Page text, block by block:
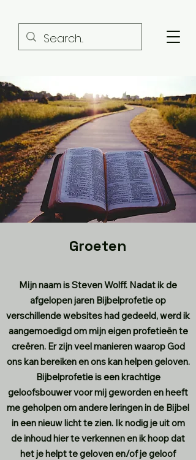
Groeten
Mijn naam is Steven Wolff. Nadat ik de
afgelopen jaren Bijbelprofetie op
verschillende websites had gedeeld, werd ik
aangemoedigd om mijn eigen profetieën te
creëren. Er zijn veel manieren waarop God
ons kan bereiken en ons kan helpen geloven.
Bijbelprofetie is een krachtige
geloofsbouwer voor mij geworden en heeft
me geholpen om andere leringen in de Bijbel
in een nieuw licht te zien. Ik nodig je uit om
de inhoud hier te verkennen en ik hoop dat
het je helpt te geloven en/of je geloof